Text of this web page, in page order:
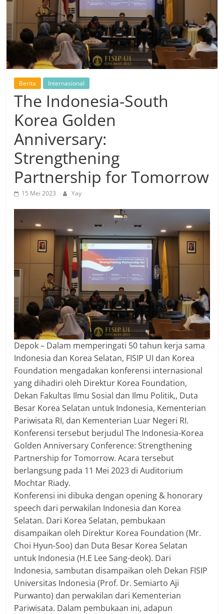
Berita Internasional
The Indonesia-South
Korea Golden
Anniversary:
Strengthening
Partnership for Tomorrow
15 Mei 2023 Yay
Depok – Dalam memperingati 50 tahun kerja sama
Indonesia dan Korea Selatan, FISIP UI dan Korea
Foundation mengadakan konferensi internasional
yang dihadiri oleh Direktur Korea Foundation,
Dekan Fakultas Ilmu Sosial dan Ilmu Politik,, Duta
Besar Korea Selatan untuk Indonesia, Kementerian
Pariwisata RI, dan Kementerian Luar Negeri RI.
Konferensi tersebut berjudul The Indonesia-Korea
Golden Anniversary Conference: Strengthening
Partnership for Tomorrow. Acara tersebut
berlangsung pada 11 Mei 2023 di Auditorium
Mochtar Riady.
Konferensi ini dibuka dengan opening & honorary
speech dari perwakilan Indonesia dan Korea
Selatan. Dari Korea Selatan, pembukaan
disampaikan oleh Direktur Korea Foundation (Mr.
Choi Hyun-Soo) dan Duta Besar Korea Selatan
untuk Indonesia (H.E Lee Sang-deok). Dari
Indonesia, sambutan disampaikan oleh Dekan FISIP
Universitas Indonesia (Prof. Dr. Semiarto Aji
Purwanto) dan perwakilan dari Kementerian
Pariwisata. Dalam pembukaan ini, adapun